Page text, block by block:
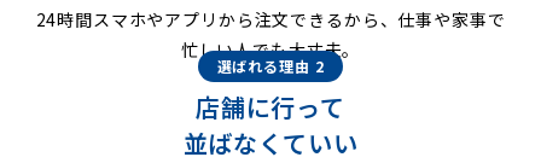
24時間スマホやアプリから注文できるから、仕事や家事で
忙しい人でも大丈夫。
選ばれる理由 2
店舗に行って
並ばなくていい